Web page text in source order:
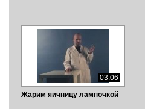
03:06
Жарим яичницу лампочкой